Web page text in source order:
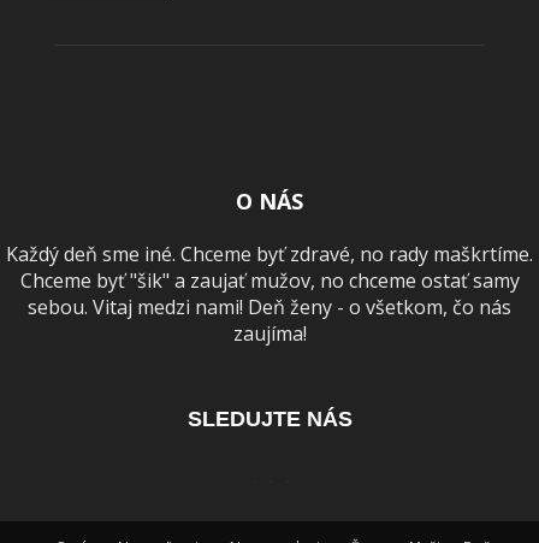
O NÁS
Každý deň sme iné. Chceme byť zdravé, no rady maškrtíme.
Chceme byť "šik" a zaujať mužov, no chceme ostať samy
sebou. Vitaj medzi nami! Deň ženy - o všetkom, čo nás
zaujíma!
SLEDUJTE NÁS